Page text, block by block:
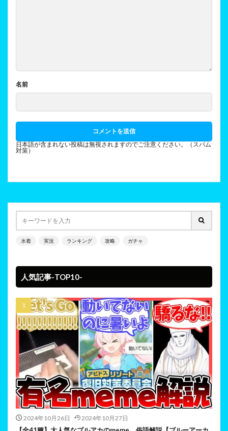
名前
日本語が含まれない投稿は無視されますのでご注意ください。（スパム
対策）
水着 実況 ランキング 攻略 ガチャ
人気記事-TOP10-
2024年10月26日 2024年10月27日